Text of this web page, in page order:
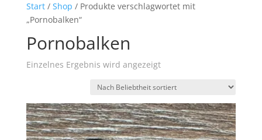
Start/ Shop / Produkte verschlagwortet mit
„Pornobalken“
Pornobalken
Einzelnes Ergebnis wird angezeigt